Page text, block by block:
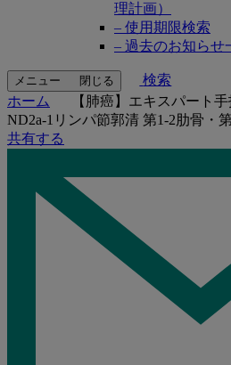
理計画）
– 使用期限検索
– 過去のお知らせ
メニュー 閉じる
検索
ホーム
【肺癌】エキスパート
ND2a-1リンパ節郭清 第1-2肋⾻・
共有する